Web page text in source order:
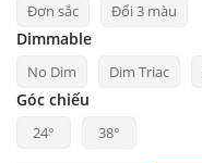
từ
565.882 ₫
đến
784.274 ₫
Đơn sắc Đổi 3 màu
Dimmable
No Dim Dim Triac
Góc chiếu
24° 38°